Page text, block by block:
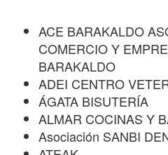
ACE BARAKALDO
COMERCIO Y
BARAKALDO
ADEI CENTRO
ÁGATA BISUTERÍA
ALMAR COCINAS Y
Asociación SANBI